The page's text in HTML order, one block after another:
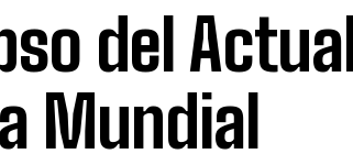
del
Mundial